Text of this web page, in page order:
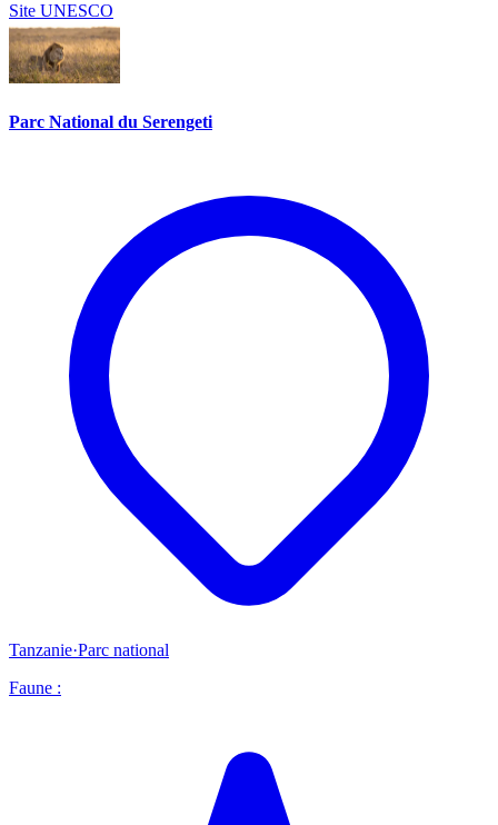
Site UNESCO
Parc National du Serengeti
Tanzanie·Parc national
Faune :